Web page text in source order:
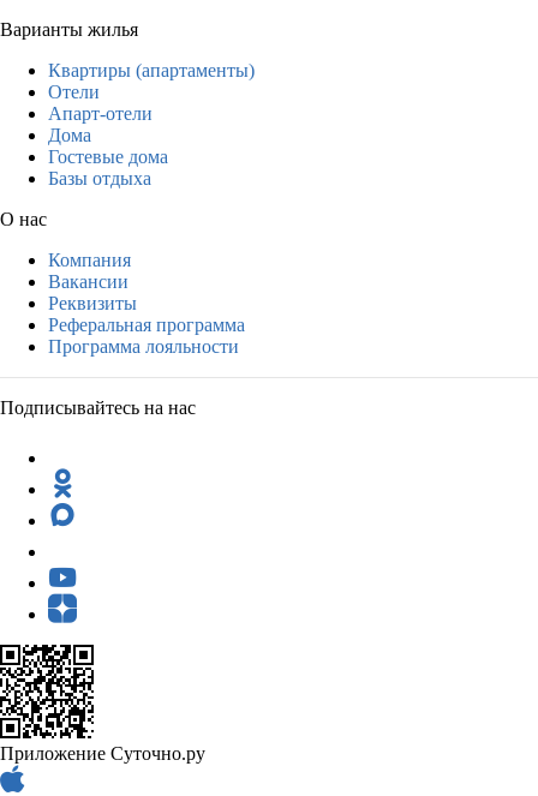
Варианты жилья
Квартиры (апартаменты)
Отели
Апарт-отели
Дома
Гостевые дома
Базы отдыха
О нас
Компания
Вакансии
Реквизиты
Реферальная программа
Программа лояльности
Подписывайтесь на нас
Приложение Суточно.ру